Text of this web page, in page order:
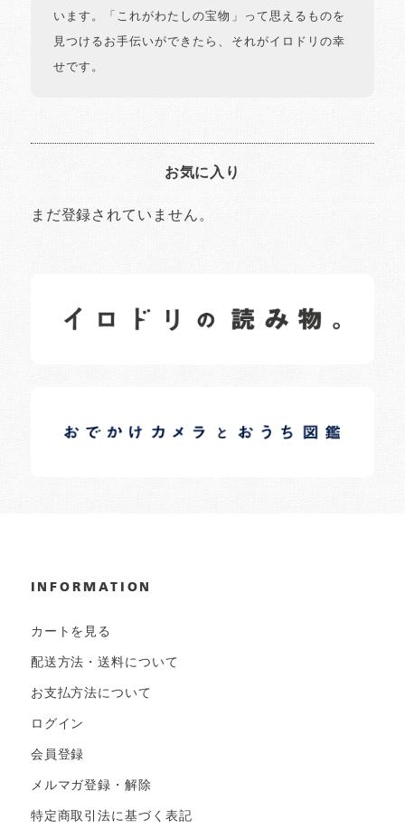
います。「これがわたしの宝物」って思えるものを
見つけるお手伝いができたら、それがイロドリの幸
せです。
お気に入り
まだ登録されていません。
日常の様子など随時更新中です。
日常の様子など随時更新中です。
INFORMATION
カートを見る
配送方法・送料について
お支払方法について
ログイン
会員登録
メルマガ登録・解除
特定商取引法に基づく表記